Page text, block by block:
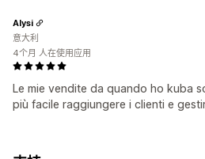
Le mie vendite da quando ho kuba
più facile raggiungere i clienti e
Alysi
意大利
4个月 人在使用应用